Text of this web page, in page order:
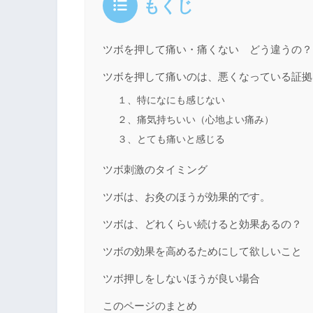
もくじ
ツボを押して痛い・痛くない どう違うの？
ツボを押して痛いのは、悪くなっている証
１、特になにも感じない
２、痛気持ちいい（心地よい痛み）
３、とても痛いと感じる
ツボ刺激のタイミング
ツボは、お灸のほうが効果的です。
ツボは、どれくらい続けると効果あるの？
ツボの効果を高めるためにして欲しいこと
ツボ押しをしないほうが良い場合
このページのまとめ